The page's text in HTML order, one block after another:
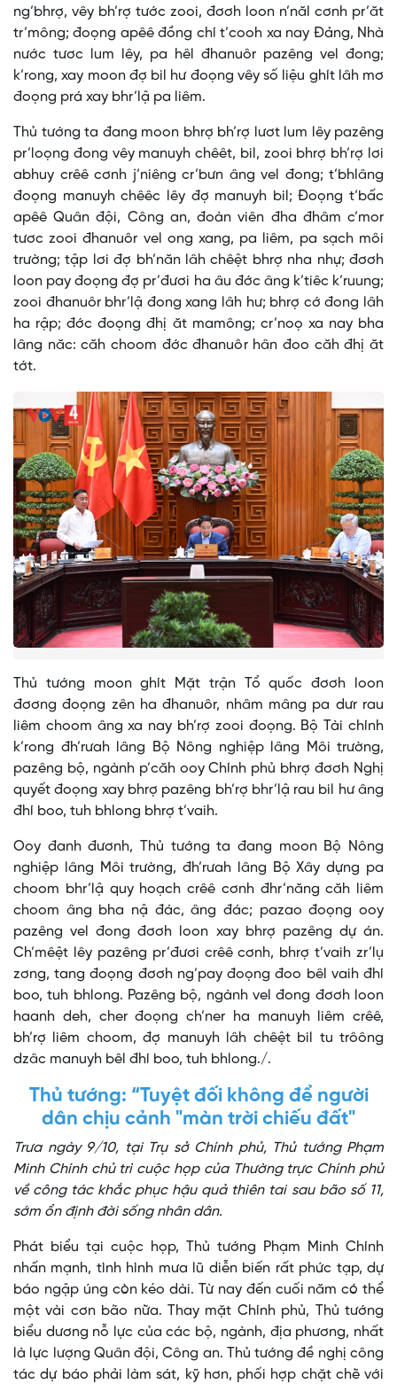
ng’bhrợ, vêy bh’rợ tước zooi, đơơh loon n’năl cơnh pr’ăt
tr’mông; đoọng apêê đồng chí t’cooh xa nay Đảng, Nhà
nước tươc lum lêy, pa hêl đhanuôr pazêng vel đong;
k’rong, xay moon đợ bil hư đoọng vêy số liệu ghít lâh mơ
đoọng prá xay bhr’lậ pa liêm.
Thủ tướng ta đang moon bhrợ bh’rợ lươt lum lêy pazêng
pr’loọng đong vêy manuyh chêêt, bil, zooi bhrợ bh’rợ lơi
abhuy crêê cơnh j’niêng cr’bưn âng vel đong; t’bhlâng
đoọng manuyh chêêc lêy đợ manuyh bil; Đoọng t’bấc
apêê Quân đội, Công an, đoàn viên đha đhâm c’mor
tươc zooi đhanuôr vel ong xang, pa liêm, pa sạch môi
trường; tập lơi đợ bh’năn lâh chêệt bhrợ nha nhự; đơơh
loon pay đoọng đợ pr’đươi ha âu đớc âng k’tiêc k’ruung;
zooi đhanuôr bhr’lậ đong xang lâh hư; bhrợ cớ đong lâh
ha rập; đớc đoọng đhị ăt mamông; cr’noọ xa nay bha
lâng năc: căh choom đớc đhanuôr hân đoo căh đhị ăt
tớt.
Thủ tướng moon ghít Mặt trận Tổ quốc đơơh loon
đơơng đoọng zên ha đhanuôr, nhâm mâng pa dưr rau
liêm choom âng xa nay bh’rợ zooi đoọng. Bộ Tài chính
k’rong đh’rưah lâng Bộ Nông nghiệp lâng Môi trường,
pazêng bộ, ngành p’căh ooy Chính phủ bhrợ đơơh Nghị
quyết đoọng xay bhrợ pazêng bh’rợ bhr’lậ rau bil hư âng
đhí boo, tuh bhlong bhrợ t’vaih.
Ooy đanh đươnh, Thủ tướng ta đang moon Bộ Nông
nghiệp lâng Môi trường, đh’rưah lâng Bộ Xây dựng pa
choom bhr’lậ quy hoạch crêê cơnh đhr’năng căh liêm
choom âng bha nậ đác, âng đác; pazao đoọng ooy
pazêng vel đong đơơh loon xay bhrợ pazêng dự án.
Ch’mêệt lêy pazêng pr’đươi crêê cơnh, bhrợ t’vaih zr’lụ
zơng, tang đoọng đơơh ng’pay đoọng đoo bêl vaih đhí
boo, tuh bhlong. Pazêng bộ, ngành vel đong đơơh loon
haanh deh, cher đoọng ch’ner ha manuyh liêm crêê,
bh’rợ liêm choom, đợ manuyh lâh chêệt bil tu trôông
dzâc manuyh bêl đhí boo, tuh bhlong./.
Thủ tướng: “Tuyệt đối không để người
dân chịu cảnh "màn trời chiếu đất"
Trưa ngày 9/10, tại Trụ sở Chính phủ, Thủ tướng Phạm
Minh Chính chủ trì cuộc họp của Thường trực Chính phủ
về công tác khắc phục hậu quả thiên tai sau bão số 11,
sớm ổn định đời sống nhân dân.
Phát biểu tại cuộc họp, Thủ tướng Phạm Minh Chính
nhấn mạnh, tình hình mưa lũ diễn biến rất phức tạp, dự
báo ngập úng còn kéo dài. Từ nay đến cuối năm có thể
một vài cơn bão nữa. Thay mặt Chính phủ, Thủ tướng
biểu dương nỗ lực của các bộ, ngành, địa phương, nhất
là lực lượng Quân đội, Công an. Thủ tướng đề nghị công
tác dự báo phải làm sát, kỹ hơn, phối hợp chặt chẽ với